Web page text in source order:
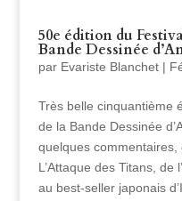
50e édition du
Bande Dessinée
par Evariste Blanchet|
Très belle cinquantième
de la Bande Dessinée
quelques commentaires,
L’Attaque des Titans, de
au best-seller japonais